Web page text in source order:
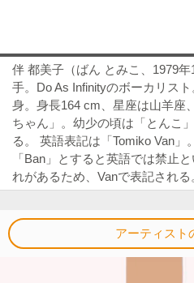
伴 都美子（ばん とみこ、1979
手。Do As Infinityのボーカリス
身。身長164 cm、星座は山羊座
ちゃん」。幼少の頃は「とんこ
る。 英語表記は「Tomiko Van」
「Ban」とすると英語では禁止
れがあるため、Vanで表記される
アーティスト